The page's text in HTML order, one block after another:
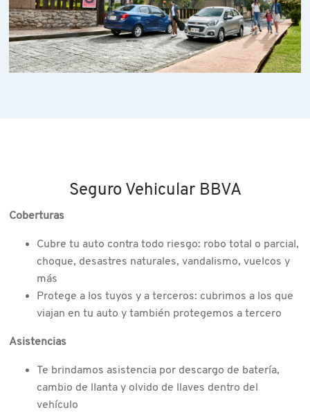
Seguro Vehicular BBVA
Coberturas
Cubre tu auto contra todo riesgo: robo total o parcial,
choque, desastres naturales, vandalismo, vuelcos y
más
Protege a los tuyos y a terceros: cubrimos a los que
viajan en tu auto y también protegemos a tercero
Asistencias
Te brindamos asistencia por descargo de batería,
cambio de llanta y olvido de llaves dentro del
vehículo